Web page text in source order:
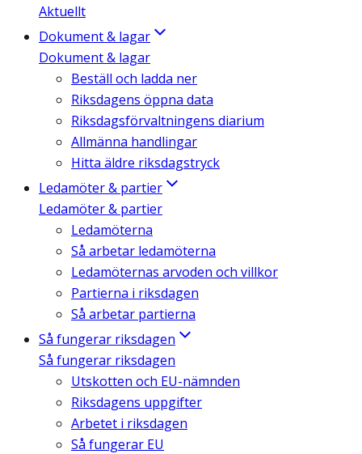
Aktuellt
Dokument & lagar
Dokument & lagar
Beställ och ladda ner
Riksdagens öppna data
Riksdagsförvaltningens diarium
Allmänna handlingar
Hitta äldre riksdagstryck
Ledamöter & partier
Ledamöter & partier
Ledamöterna
Så arbetar ledamöterna
Ledamöternas arvoden och villkor
Partierna i riksdagen
Så arbetar partierna
Så fungerar riksdagen
Så fungerar riksdagen
Utskotten och EU-nämnden
Riksdagens uppgifter
Arbetet i riksdagen
Så fungerar EU